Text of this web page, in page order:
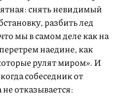
снять невидимый
разбить лед
мы в самом деле как на
наедине, как
рулят миром». И
собеседник от
отказывается: